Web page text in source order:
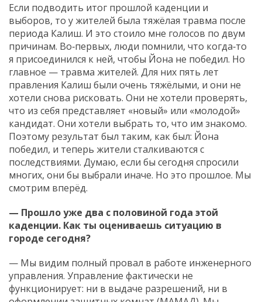
Если подводить итог прошлой каденции и
выборов, то у жителей была тяжёлая травма после
периода Калиш. И это стоило мне голосов по двум
причинам. Во‑первых, люди помнили, что когда‑то
я присоединился к ней, чтобы Йона не победил. Но
главное — травма жителей. Для них пять лет
правления Калиш были очень тяжёлыми, и они не
хотели снова рисковать. Они не хотели проверять,
что из себя представляет «новый» или «молодой»
кандидат. Они хотели выбрать то, что им знакомо.
Поэтому результат был таким, как был: Йона
победил, и теперь жители сталкиваются с
последствиями. Думаю, если бы сегодня спросили
многих, они бы выбрали иначе. Но это прошлое. Мы
смотрим вперёд.
— Прошло уже два с половиной года этой
каденции. Как ты оцениваешь ситуацию в
городе сегодня?
— Мы видим полный провал в работе инженерного
управления. Управление фактически не
функционирует: ни в выдаче разрешений, ни в